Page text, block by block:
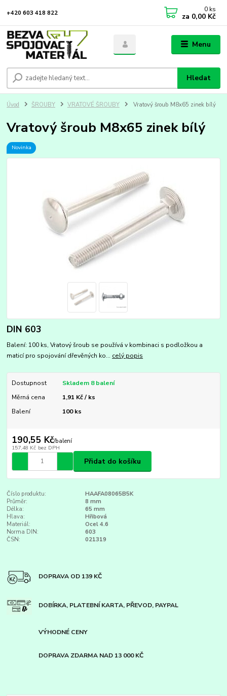
Menu
Hledat
+420 603 418 822 0 ks
za 0,00 Kč
Úvod ŠROUBY VRATOVÉ ŠROUBY Vratový šroub M8x65 zinek bílý
Vratový šroub M8x65 zinek bílý
Novinka
DIN 603
Balení: 100 ks, Vratový šroub se používá v kombinaci s podložkou a
maticí pro spojování dřevěných ko... celý popis
Dostupnost
Skladem 8 balení
Měrná cena
1,91 Kč / ks
Balení
100 ks
190,55 Kč/balení
157,48 Kč bez DPH
Přidat do košíku
Číslo produktu:
HAAFA08065B5K
Průměr:
8 mm
Délka:
65 mm
Hlava:
Hřibová
Materiál:
Ocel 4.6
Norma DIN:
603
ČSN:
021319
DOPRAVA OD 139 KČ
DOBÍRKA, PLATEBNÍ KARTA, PŘEVOD, PAYPAL
VÝHODNÉ CENY
DOPRAVA ZDARMA NAD 13 000 KČ